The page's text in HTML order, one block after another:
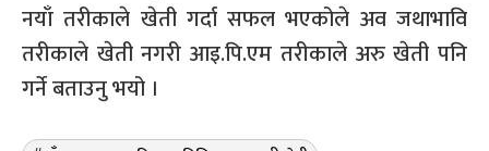
नयाँ तरीकाले खेती गर्दा सफल भएकोले अव जथाभावि
तरीकाले खेती नगरी आइ.पि.एम तरीकाले अरु खेती पनि
गर्ने बताउनु भयो ।